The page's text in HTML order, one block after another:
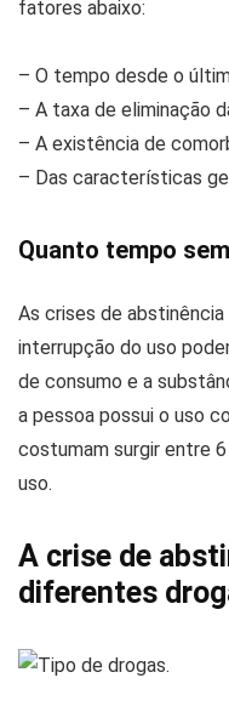
fatores abaixo:
– O tempo desde o
– A taxa de eliminação
– A existência de
– Das características
Quanto tempo
As crises de
interrupção do uso
de consumo e a
a pessoa possui o uso
costumam surgir entre
uso.
A crise de
diferentes